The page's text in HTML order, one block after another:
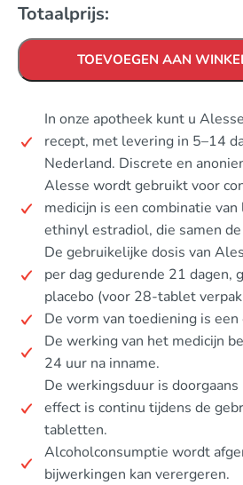
Totaalprijs:
TOEVOEGEN AAN
In onze apotheek kunt u
recept, met levering in 5–14
Nederland. Discrete en
Alesse wordt gebruikt voor
medicijn is een combinatie
ethinyl estradiol, die samen
De gebruikelijke dosis van
per dag gedurende 21 dagen,
placebo (voor 28-tablet
De vorm van toediening is
De werking van het medicijn
24 uur na inname.
De werkingsduur is
effect is continu tijdens de
tabletten.
Alcoholconsumptie wordt
bijwerkingen kan verergeren.